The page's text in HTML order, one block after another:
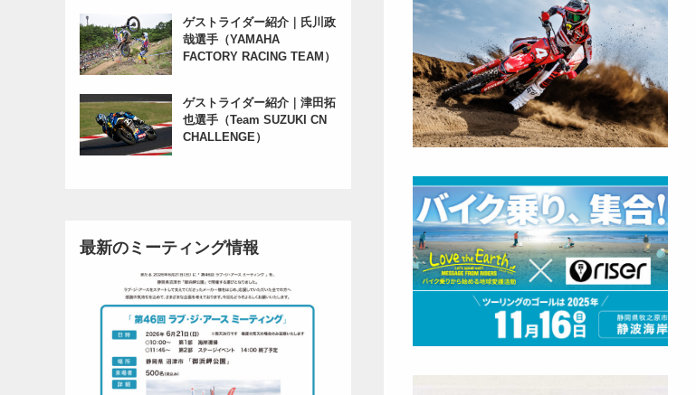
ゲストライダー紹介｜氏川政
哉選手（YAMAHA
FACTORY RACING TEAM）
ゲストライダー紹介｜津田拓
也選手（Team SUZUKI CN
CHALLENGE）
最新のミーティング情報